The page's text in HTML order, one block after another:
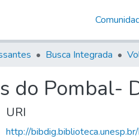
Busca Integrada
do Pombal-
URI
http://